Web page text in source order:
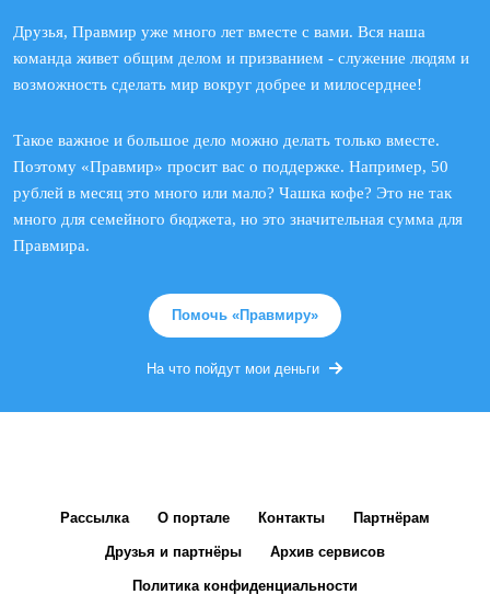
Друзья, Правмир уже много лет вместе с вами. Вся наша
команда живет общим делом и призванием - служение людям и
возможность сделать мир вокруг добрее и милосерднее!
Такое важное и большое дело можно делать только вместе.
Поэтому «Правмир» просит вас о поддержке. Например, 50
рублей в месяц это много или мало? Чашка кофе? Это не так
много для семейного бюджета, но это значительная сумма для
Правмира.
Помочь «Правмиру»
На что пойдут мои деньги
Рассылка О портале Контакты Партнёрам
Друзья и партнёры Архив сервисов
Политика конфиденциальности